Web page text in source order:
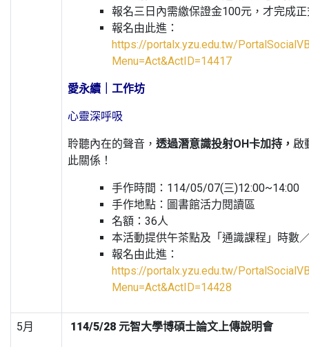
報名三日內需繳保證金100元，才完成
報名由此進：
https://portalx.yzu.edu.tw/
Menu=Act&ActID=14417
愛永續｜工作坊
心靈深呼吸
聆聽內在的聲音， 透過潛意識投射OH卡加持， 啟
此關係！
手作時間：114/05/07(三)12:00~14:00
手作地點：圖書館活力閱讀區
名額：36人
本活動提供午茶點及「通識課程」時數
報名由此進：
https://portalx.yzu.edu.tw/
Menu=Act&ActID=14428
5月 114/5/28 元智大學博碩士論文上傳說明會